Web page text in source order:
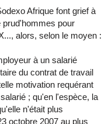
Afrique font grief à
prud'hommes pour
alors, selon le moyen :
à un salarié
du contrat de travail
motivation requérant
; qu'en l'espèce, la
n'était plus
octobre 2007 au plus